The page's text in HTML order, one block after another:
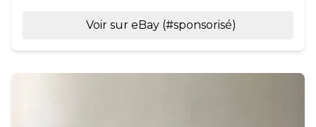
Voir sur eBay (#sponsorisé)